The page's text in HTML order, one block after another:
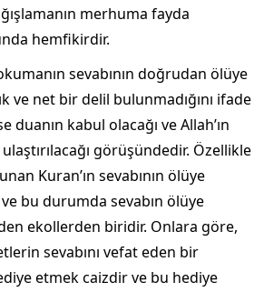
merhuma fayda
hemfikirdir.
sevabının doğrudan ölüye
ve net bir delil bulunmadığını ifade
kabul olacağı ve Allah’ın
görüşündedir. Özellikle
Kuran’ın sevabının ölüye
bu durumda sevabın ölüye
ekollerden biridir. Onlara göre,
sevabını vefat eden bir
etmek caizdir ve bu hediye